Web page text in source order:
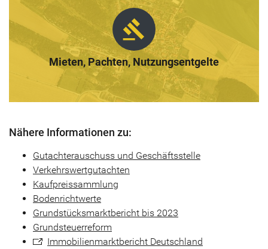
gavel
Mieten, Pachten, Nutzungsentgelte
Nähere Informationen zu:
Gutachterauschuss und Geschäftsstelle
Verkehrswertgutachten
Kaufpreissammlung
Bodenrichtwerte
Grundstücksmarktbericht bis 2023
Grundsteuerreform
Immobilienmarktbericht Deutschland